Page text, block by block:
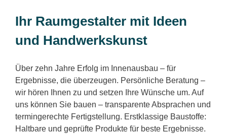
Ihr Raumgestalter mit Ideen
und Handwerkskunst
Über zehn Jahre Erfolg im Innenausbau – für
Ergebnisse, die überzeugen. Persönliche Beratung –
wir hören Ihnen zu und setzen Ihre Wünsche um. Auf
uns können Sie bauen – transparente Absprachen und
termingerechte Fertigstellung. Erstklassige Baustoffe:
Haltbare und geprüfte Produkte für beste Ergebnisse.